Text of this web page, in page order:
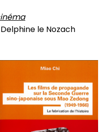
le Nozach